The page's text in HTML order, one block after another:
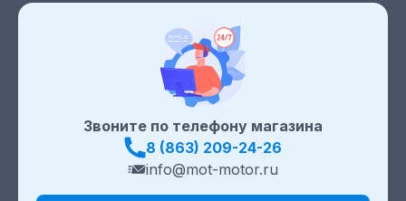
Звоните по телефону магазина
8 (863) 209-24-26
info@mot-motor.ru